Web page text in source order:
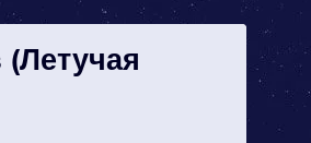
(Летучая